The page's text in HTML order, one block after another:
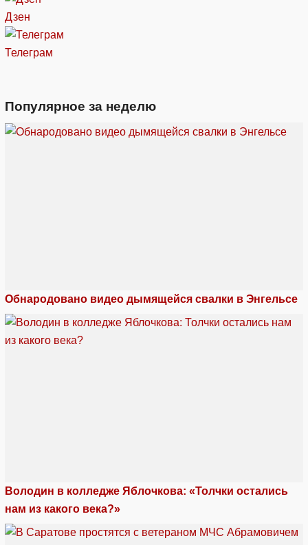
Дзен
Телеграм
Популярное за неделю
Обнародовано видео дымящейся свалки в Энгельсе
Володин в колледже Яблочкова: «Толчки остались
нам из какого века?»